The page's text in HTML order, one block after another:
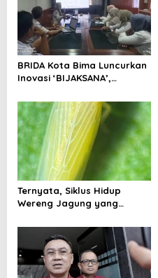
i
p
o
s
BRIDA Kota Bima Luncurkan
Inovasi ‘BIJAKSANA’,
Berbasis Stakeholder
Analisis
Ternyata, Siklus Hidup
Wereng Jagung yang
Bertahan Hingga 30 Hari